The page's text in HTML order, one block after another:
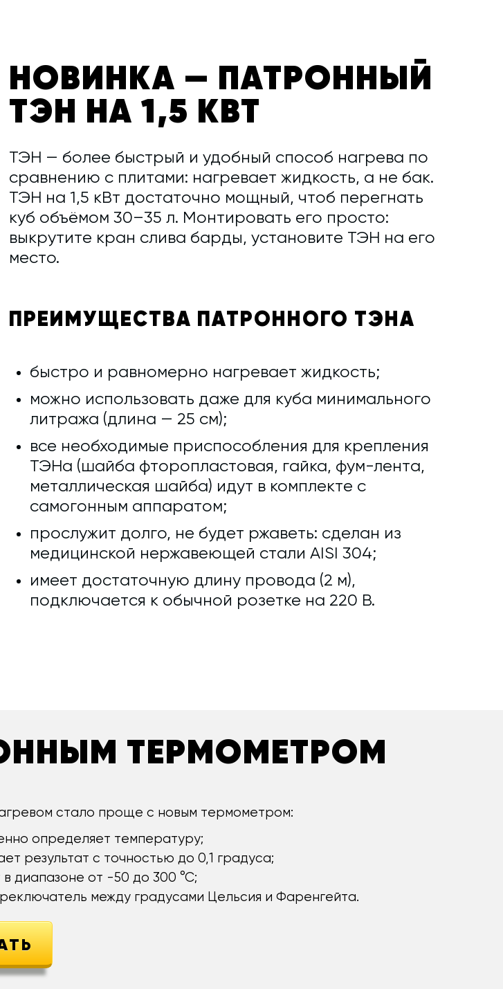
НОВИНКА — ПАТРОННЫЙ
ТЭН НА 1,5 КВТ
ТЭН — более быстрый и удобный способ нагрева по
сравнению с плитами: нагревает жидкость, а не бак.
ТЭН на 1,5 кВт достаточно мощный, чтоб перегнать
куб объёмом 30–35 л. Монтировать его просто:
выкрутите кран слива барды, установите ТЭН на его
место.
ПРЕИМУЩЕСТВА ПАТРОННОГО ТЭНА
быстро и равномерно нагревает жидкость;
можно использовать даже для куба минимального
литража (длина — 25 см);
все необходимые приспособления для крепления
ТЭНа (шайба фторопластовая, гайка, фум-лента,
металлическая шайба) идут в комплекте с
самогонным аппаратом;
прослужит долго, не будет ржаветь: сделан из
медицинской нержавеющей стали AISI 304;
имеет достаточную длину провода (2 м),
подключается к обычной розетке на 220 В.
ТЕРМОМЕТРОМ
стало проще с новым термометром:
определяет температуру;
результат с точностью до 0,1 градуса;
в диапазоне от -50 до 300 °С;
между градусами Цельсия и Фаренгейта.